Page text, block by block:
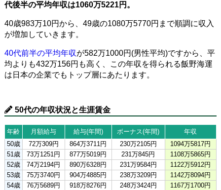
代後半の平均年収は1060万5221円。
40歳983万10円から、49歳の1080万5770円まで順調に収入
が増加していきます。
40代前半の平均年収が582万1000円(男性平均)ですから、平
均よりも432万156円も高く、この年収を得られる飯野海運
は日本の企業でもトップ層にあたります。
50代の年収状況と生涯賃金
年齢 月額給与 給与(年間) ボーナス(年間)
年収
50歳
72万309円 864万3711円 230万2105円
1094万5817円
51歳
73万1251円 877万5019円 231万845円
1108万5865円
52歳
74万2194円 890万6328円 231万9584円
1122万5912円
53歳
75万3740円 904万4885円 238万3209円
1142万8094円
54歳
76万5689円 918万8276円 248万3424円
1167万1700円